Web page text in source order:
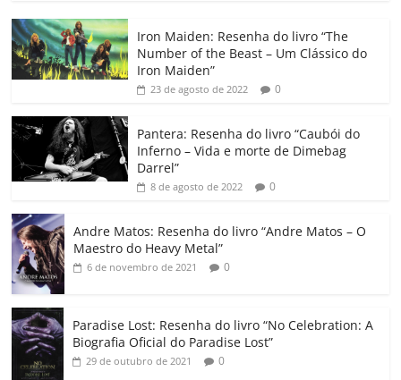
c
e
b
o
o
k
itt
er
at
s
A
p
e
dI
gl
e
Cl
a
ss
ro
o
p
y
Li
k
m
p
h
ar
Iron Maiden: Resenha do livro “The
Number of the Beast – Um Clássico do
Iron Maiden”
23 de agosto de 2022 0
Pantera: Resenha do livro “Caubói do
Inferno – Vida e morte de Dimebag
Darrel”
8 de agosto de 2022 0
Andre Matos: Resenha do livro “Andre Matos – O
Maestro do Heavy Metal”
6 de novembro de 2021 0
Paradise Lost: Resenha do livro “No Celebration: A
Biografia Oficial do Paradise Lost”
29 de outubro de 2021 0